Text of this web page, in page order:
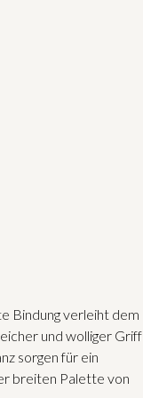
Bindung verleiht dem
und wolliger Griff
sorgen für ein
breiten Palette von